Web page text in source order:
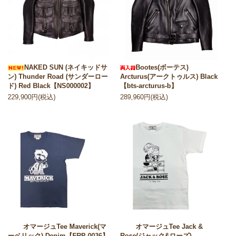
NAKED SUN (ネイキッドサ
ン) Thunder Road (サンダーロー
ド) Red Black【NS000002】
229,900円(税込)
Bootes(ボーテス)
Arcturus(アークトゥルス) Black
【bts-arcturus-b】
289,960円(税込)
オマージュTee Maverick(マ
オマージュTee Jack &